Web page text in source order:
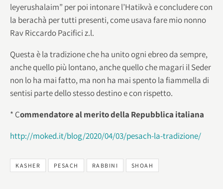
leyerushalaim” per poi intonare l’Hatikvà e concludere con
la berachà per tutti presenti, come usava fare mio nonno
Rav Riccardo Pacifici z.l.
Questa è la tradizione che ha unito ogni ebreo da sempre,
anche quello più lontano, anche quello che magari il Seder
non lo ha mai fatto, ma non ha mai spento la fiammella di
sentisi parte dello stesso destino e con rispetto.
* Commendatore al merito della Repubblica italiana
http://moked.it/blog/2020/04/03/pesach-la-tradizione/
KASHER PESACH RABBINI SHOAH